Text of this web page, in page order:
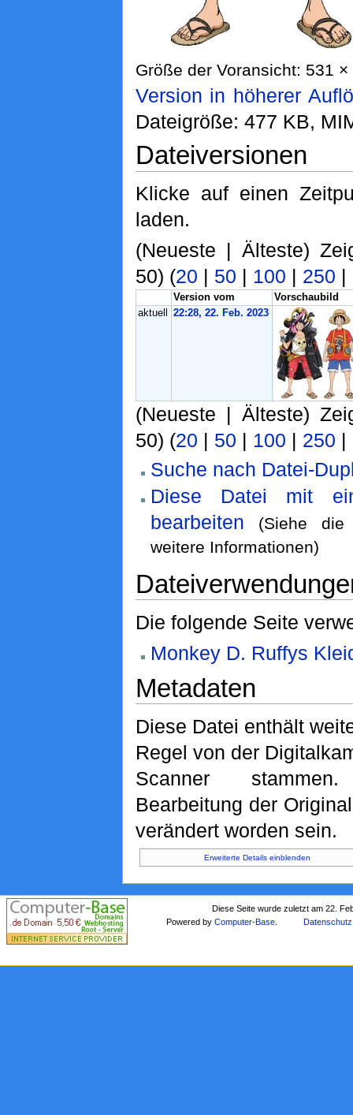
Größe der Voransicht: 531
Version in höherer
Dateigröße: 477 KB,
Dateiversionen
Klicke auf einen
laden.
(Neueste | Älteste)
50) (20 | 50 | 100 | 250 |
Version vom
Vorschaubild
aktuell
22:28, 22. Feb. 2023
(Neueste | Älteste)
50) (20 | 50 | 100 | 250 |
Suche nach Datei-
Diese Datei mit
bearbeiten
(Siehe
weitere Informationen)
Die folgende Seite
Monkey D. Ruffys
Metadaten
Diese Datei enthält
Regel von der
Scanner
Bearbeitung der
verändert worden sein.
Erweiterte Details einblenden
Diese Seite wurde zuletzt am 22.
Powered byComputer-Base Datenschutz